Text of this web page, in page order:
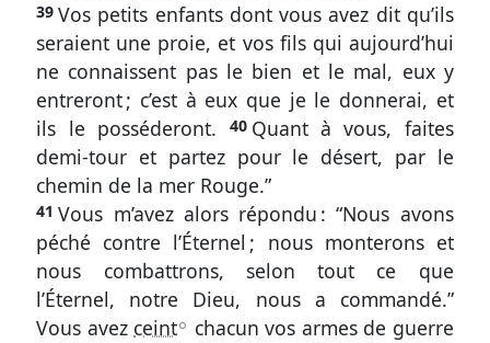
39 Vos petits enfants dont vous avez dit qu’ils
seraient une proie, et vos fils qui aujourd’hui
ne connaissent pas le bien et le mal, eux y
entreront ; c’est à eux que je le donnerai, et
ils le posséderont.
40 Quant à vous, faites
demi-tour et partez pour le désert, par le
chemin de la mer Rouge.”
41 Vous m’avez alors répondu : “Nous avons
péché contre l’Éternel ; nous monterons et
nous combattrons, selon tout ce que
l’Éternel, notre Dieu, nous a commandé.”
Vous avez ceintA
chacun vos armes de guerre